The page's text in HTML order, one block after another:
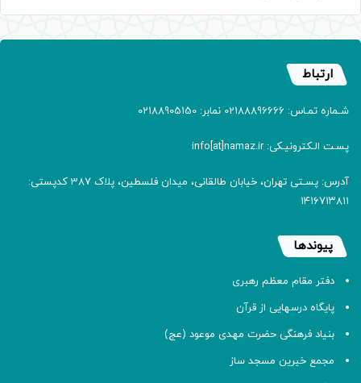
ارتباط
شـماره تمـاس: 02188896666 نمابر: 02188905150
پسـت الـکترونیـکی: info[at]namaz.ir
آدرس: پسـتی تهران، خیابان طالقانی، میدان فلسطین، پلاک 387 کدپستی:
۱۴۱۶۷۱۳۸۱۱
پیوندها
دفتر مقام معظم رهبری
پایگاه درسهایی از قرآن
بنیاد فرهنگی حضرت مهدی موعود (عج)
مجمع خیرین مسجد ساز